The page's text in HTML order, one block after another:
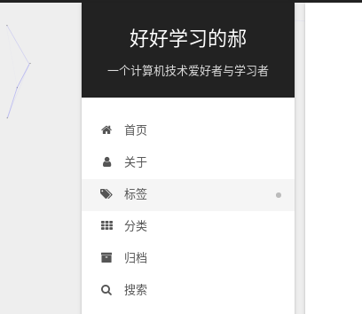
好好学习的郝
一个计算机技术爱好者与学习者
首页
关于
标签
分类
归档
搜索